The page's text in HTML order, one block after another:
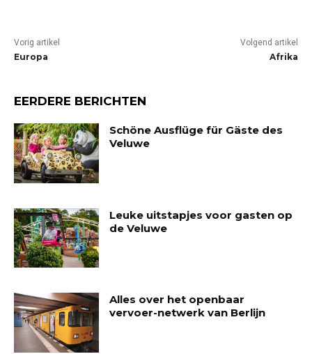
Vorig artikel
Europa
Volgend artikel
Afrika
EERDERE BERICHTEN
Schöne Ausflüge für Gäste des
Veluwe
Leuke uitstapjes voor gasten op
de Veluwe
Alles over het openbaar
vervoer-netwerk van Berlijn